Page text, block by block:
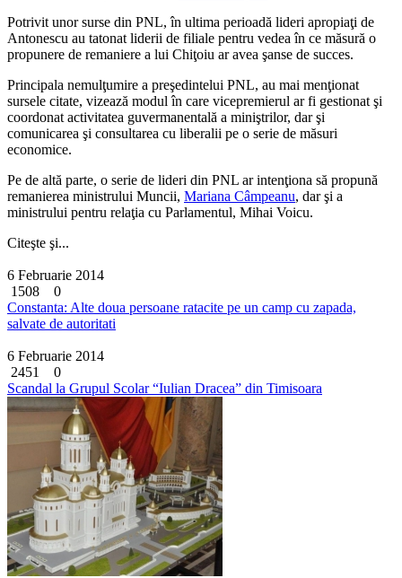
Potrivit unor surse din PNL, în ultima perioadă lideri apropiaţi de
Antonescu au tatonat liderii de filiale pentru vedea în ce măsură o
propunere de remaniere a lui Chiţoiu ar avea şanse de succes.
Principala nemulţumire a preşedintelui PNL, au mai menţionat
sursele citate, vizează modul în care vicepremierul ar fi gestionat şi
coordonat activitatea guvermanentală a miniştrilor, dar şi
comunicarea şi consultarea cu liberalii pe o serie de măsuri
economice.
Pe de altă parte, o serie de lideri din PNL ar intenţiona să propună
remanierea ministrului Muncii, Mariana Câmpeanu, dar şi a
ministrului pentru relaţia cu Parlamentul, Mihai Voicu.
Citeşte şi...
6 Februarie 2014
1508
0
Constanta: Alte doua persoane ratacite pe un camp cu zapada,
salvate de autoritati
6 Februarie 2014
2451
0
Scandal la Grupul Scolar “Iulian Dracea” din Timisoara